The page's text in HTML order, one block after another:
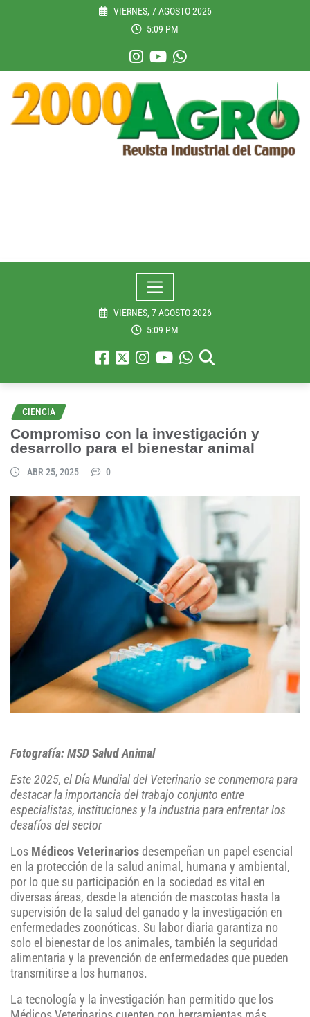
VIERNES, 7 AGOSTO 2026
5:09 PM
VIERNES, 7 AGOSTO 2026
5:09 PM
CIENCIA
Compromiso con la investigación y
desarrollo para el bienestar animal
ABR 25, 2025 0
Fotografía: MSD Salud Animal
Este 2025, el Día Mundial del Veterinario se conmemora para
destacar la importancia del trabajo conjunto entre
especialistas, instituciones y la industria para enfrentar los
desafíos del sector
Los Médicos Veterinarios desempeñan un papel esencial
en la protección de la salud animal, humana y ambiental,
por lo que su participación en la sociedad es vital en
diversas áreas, desde la atención de mascotas hasta la
supervisión de la salud del ganado y la investigación en
enfermedades zoonóticas. Su labor diaria garantiza no
solo el bienestar de los animales, también la seguridad
alimentaria y la prevención de enfermedades que pueden
transmitirse a los humanos.
La tecnología y la investigación han permitido que los